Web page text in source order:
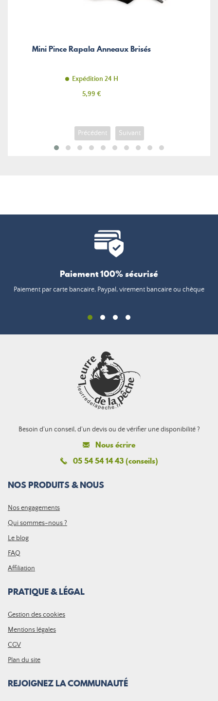
Mini Pince Rapala Anneaux Brisés
Expédition 24 H
Prix
5,99 €
Précédent Suivant
Paiement 100% sécurisé
Paiement par carte bancaire, Paypal, virement bancaire ou chèque
Besoin d'un conseil, d'un devis ou de vérifier une disponibilité ?
Nous écrire
05 54 54 14 43 (conseils)
NOS PRODUITS & NOUS
Nos engagements
Qui sommes-nous ?
Le blog
FAQ
Affiliation
PRATIQUE & LÉGAL
Gestion des cookies
Mentions légales
CGV
Plan du site
REJOIGNEZ LA COMMUNAUTÉ